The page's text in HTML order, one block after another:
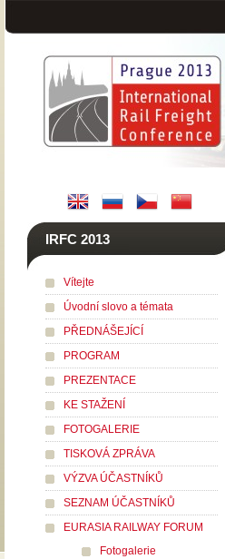
IRFC 2013
Vítejte
Úvodní slovo a témata
PŘEDNÁŠEJÍCÍ
PROGRAM
PREZENTACE
KE STAŽENÍ
FOTOGALERIE
TISKOVÁ ZPRÁVA
VÝZVA ÚČASTNÍKŮ
SEZNAM ÚČASTNÍKŮ
EURASIA RAILWAY FORUM
Fotogalerie